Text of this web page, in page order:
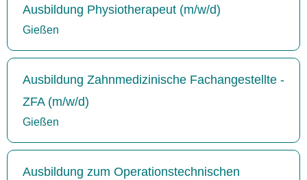
Ausbildung Physiotherapeut (m/w/d)
Gießen
Ausbildung Zahnmedizinische Fachangestellte -
ZFA (m/w/d)
Gießen
Ausbildung zum Operationstechnischen